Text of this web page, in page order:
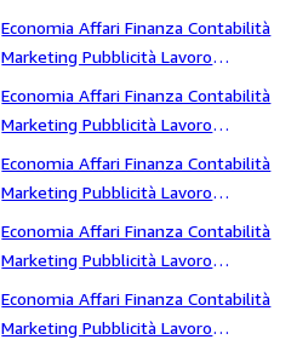
Giornalismo Aziende Politica
economia
Economia Affari Finanza Contabilità
Marketing Pubblicità Lavoro
Giornalismo Aziende Potere
Economia Affari Finanza Contabilità
Marketing Pubblicità Lavoro
Giornalismo Aziende produzione
industriale
Economia Affari Finanza Contabilità
Marketing Pubblicità Lavoro
Giornalismo Aziende salario
Economia Affari Finanza Contabilità
Marketing Pubblicità Lavoro
Giornalismo Aziende Sistema
Economia Affari Finanza Contabilità
Marketing Pubblicità Lavoro